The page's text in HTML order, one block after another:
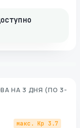
НА 3 ДНЯ (ПО 3-
макс. Kp 3.7